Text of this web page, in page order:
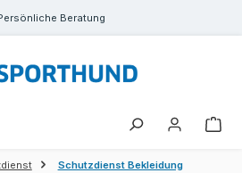
Beratung
Schutzdienst Bekleidung